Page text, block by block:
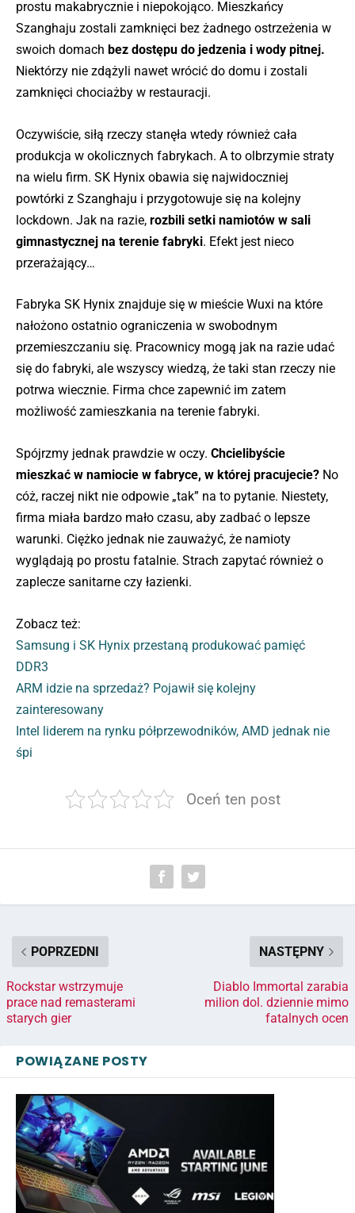
prostu makabrycznie i niepokojąco. Mieszkańcy
Szanghaju zostali zamknięci bez żadnego ostrzeżenia w
swoich domach bez dostępu do jedzenia i wody pitnej.
Niektórzy nie zdążyli nawet wrócić do domu i zostali
zamknięci chociażby w restauracji.
Oczywiście, siłą rzeczy stanęła wtedy również cała
produkcja w okolicznych fabrykach. A to olbrzymie straty
na wielu firm. SK Hynix obawia się najwidoczniej
powtórki z Szanghaju i przygotowuje się na kolejny
lockdown. Jak na razie, rozbili setki namiotów w sali
gimnastycznej na terenie fabryki. Efekt jest nieco
przerażający…
Fabryka SK Hynix znajduje się w mieście Wuxi na które
nałożono ostatnio ograniczenia w swobodnym
przemieszczaniu się. Pracownicy mogą jak na razie udać
się do fabryki, ale wszyscy wiedzą, że taki stan rzeczy nie
potrwa wiecznie. Firma chce zapewnić im zatem
możliwość zamieszkania na terenie fabryki.
Spójrzmy jednak prawdzie w oczy. Chcielibyście
mieszkać w namiocie w fabryce, w której pracujecie? No
cóż, raczej nikt nie odpowie „tak” na to pytanie. Niestety,
firma miała bardzo mało czasu, aby zadbać o lepsze
warunki. Ciężko jednak nie zauważyć, że namioty
wyglądają po prostu fatalnie. Strach zapytać również o
zaplecze sanitarne czy łazienki.
Zobacz też:
Samsung i SK Hynix przestaną produkować pamięć
DDR3
ARM idzie na sprzedaż? Pojawił się kolejny
zainteresowany
Intel liderem na rynku półprzewodników, AMD jednak nie
śpi
Oceń ten post
POPRZEDNI
Rockstar wstrzymuje
prace nad remasterami
starych gier
NASTĘPNY
Diablo Immortal zarabia
milion dol. dziennie mimo
fatalnych ocen
POWIĄZANE POSTY